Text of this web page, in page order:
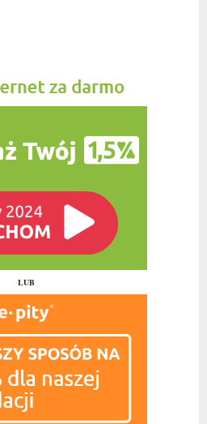
LUB